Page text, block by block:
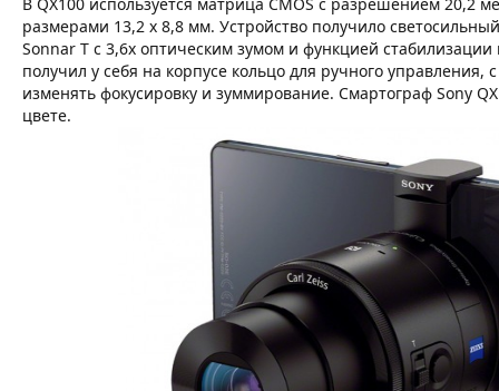
размерами 13,2 x 8,8 мм. Устройство получило
Sonnar T с 3,6х оптическим зумом и функцией
получил у себя на корпусе кольцо для ручного
изменять фокусировку и зуммирование. Смартограф Sony
цвете.